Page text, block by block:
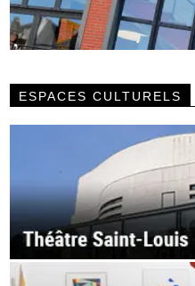
ESPACES CULTURELS